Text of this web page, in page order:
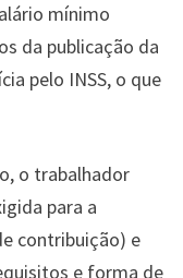
mínimo
da publicação da
pelo INSS, o que
o trabalhador
para a
contribuição) e
e forma de